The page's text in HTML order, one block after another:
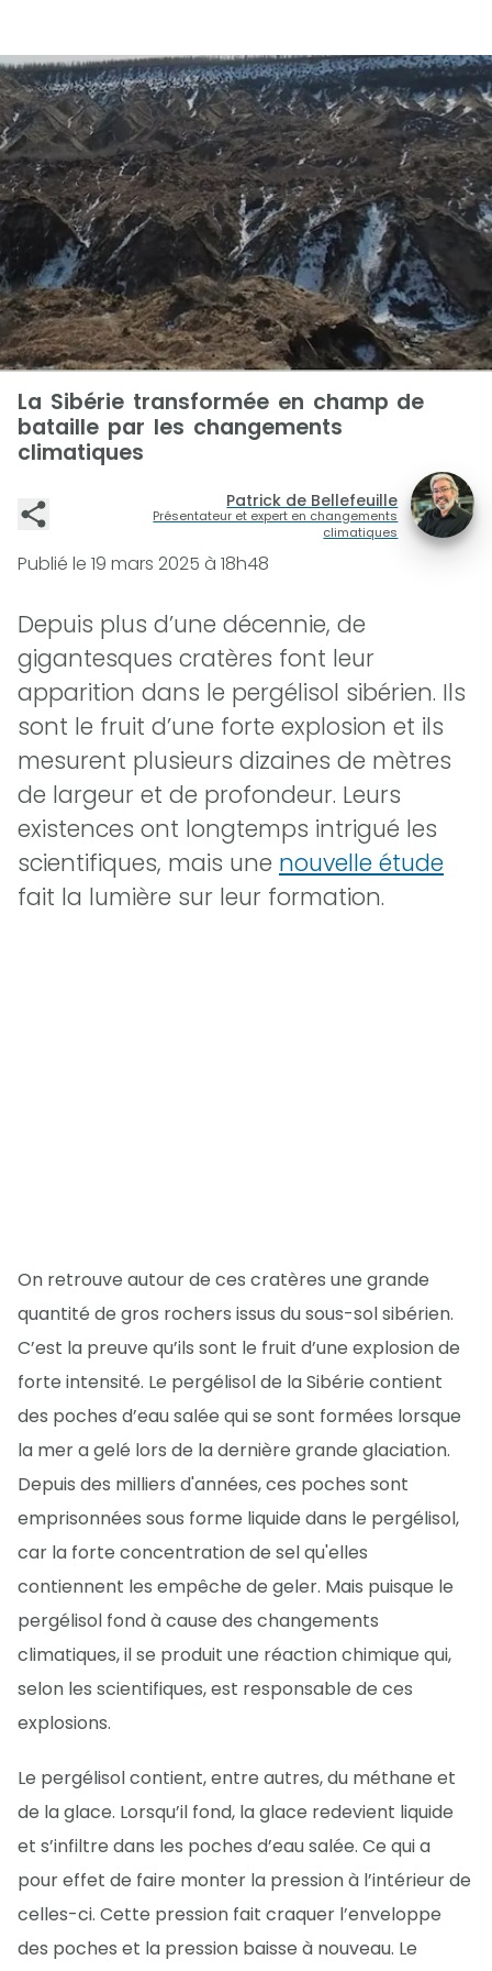
La Sibérie transformée en champ de
bataille par les changements
climatiques
Patrick de Bellefeuille
Présentateur et expert en changements
climatiques
Publié le 19 mars 2025 à 18h48
Depuis plus d’une décennie, de
gigantesques cratères font leur
apparition dans le pergélisol sibérien. Ils
sont le fruit d’une forte explosion et ils
mesurent plusieurs dizaines de mètres
de largeur et de profondeur. Leurs
existences ont longtemps intrigué les
scientifiques, mais une nouvelle étude
fait la lumière sur leur formation.
On retrouve autour de ces cratères une grande
quantité de gros rochers issus du sous-sol sibérien.
C’est la preuve qu’ils sont le fruit d’une explosion de
forte intensité. Le pergélisol de la Sibérie contient
des poches d’eau salée qui se sont formées lorsque
la mer a gelé lors de la dernière grande glaciation.
Depuis des milliers d'années, ces poches sont
emprisonnées sous forme liquide dans le pergélisol,
car la forte concentration de sel qu'elles
contiennent les empêche de geler. Mais puisque le
pergélisol fond à cause des changements
climatiques, il se produit une réaction chimique qui,
selon les scientifiques, est responsable de ces
explosions.
Le pergélisol contient, entre autres, du méthane et
de la glace. Lorsqu’il fond, la glace redevient liquide
et s’infiltre dans les poches d’eau salée. Ce qui a
pour effet de faire monter la pression à l’intérieur de
celles-ci. Cette pression fait craquer l’enveloppe
des poches et la pression baisse à nouveau. Le